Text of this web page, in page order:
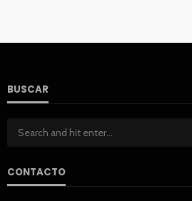
BUSCAR
CONTACTO